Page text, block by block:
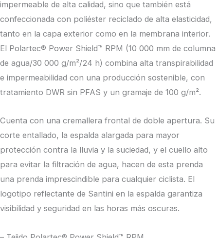
impermeable de alta calidad, sino que también está
confeccionada con poliéster reciclado de alta elasticidad,
tanto en la capa exterior como en la membrana interior.
El Polartec® Power Shield™ RPM (10 000 mm de columna
de agua/30 000 g/m²/24 h) combina alta transpirabilidad
e impermeabilidad con una producción sostenible, con
tratamiento DWR sin PFAS y un gramaje de 100 g/m².
Cuenta con una cremallera frontal de doble apertura. Su
corte entallado, la espalda alargada para mayor
protección contra la lluvia y la suciedad, y el cuello alto
para evitar la filtración de agua, hacen de esta prenda
una prenda imprescindible para cualquier ciclista. El
logotipo reflectante de Santini en la espalda garantiza
visibilidad y seguridad en las horas más oscuras.